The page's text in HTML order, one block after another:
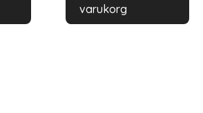
varukorg